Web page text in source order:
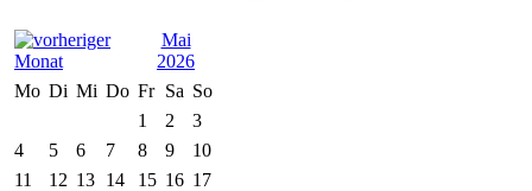
Mai
2026
Mo Di Mi Do Fr Sa So
1
2
3
4
5 6 7 8 9
10
11
12 13 14 15 16 17